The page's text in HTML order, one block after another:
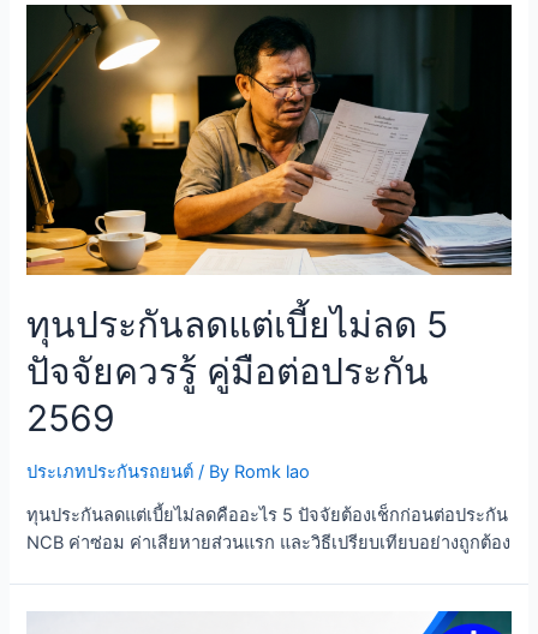
ทุนประกันลดแต่เบี้ยไม่ลด 5
ปัจจัยควรรู้ คู่มือต่อประกัน
2569
ประเภทประกันรถยนต์ / By Romk lao
ทุนประกันลดแต่เบี้ยไม่ลดคืออะไร 5 ปัจจัยต้องเช็กก่อนต่อประกัน
NCB ค่าซ่อม ค่าเสียหายส่วนแรก และวิธีเปรียบเทียบอย่างถูกต้อง